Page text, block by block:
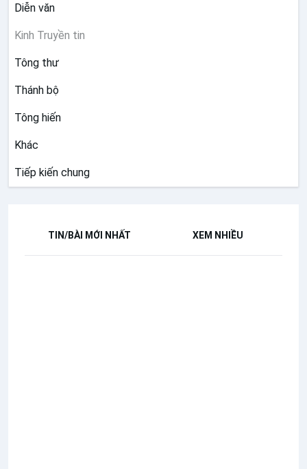
Diễn văn
Kinh Truyền tin
Tông thư
Thánh bộ
Tông hiến
Khác
Tiếp kiến chung
TIN/BÀI MỚI NHẤT XEM NHIỀU